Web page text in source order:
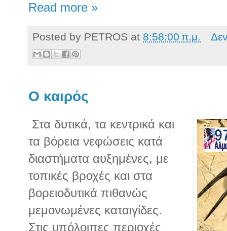
Read more »
Posted by PETROS at 8:58:00 π.μ.
Ο καιρός
Στα δυτικά, τα κεντρικά και
τα βόρεια νεφώσεις κατά
διαστήματα αυξημένες, με
τοπικές βροχές και στα
βορειοδυτικά πιθανώς
μεμονωμένες καταιγίδες.
Στις υπόλοιπες περιοχές